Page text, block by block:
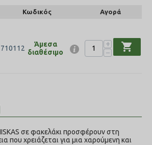
Κωδικός Αγορά
710112
Άμεσα
διαθέσιμο
+
−
shopping_cart
σε φακελάκι προσφέρουν στη
που χρειάζεται για μια χαρούμενη και